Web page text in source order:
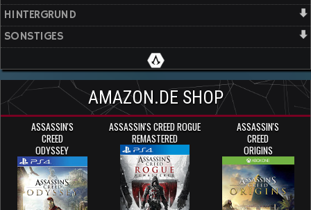
HINTERGRUND
SONSTIGES
AMAZON.DE SHOP
ASSASSIN'S
CREED
ODYSSEY
ASSASSIN'S CREED ROGUE
REMASTERED
ASSASSIN'S
CREED
ORIGINS